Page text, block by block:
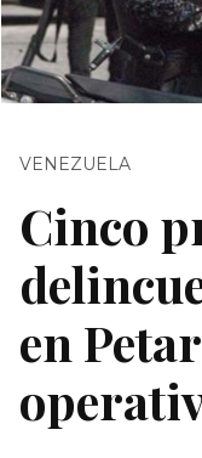
VENEZUELA
Cinco
en